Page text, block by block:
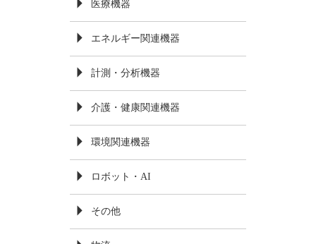
医療機器
エネルギー関連機器
計測・分析機器
介護・健康関連機器
環境関連機器
ロボット・AI
その他